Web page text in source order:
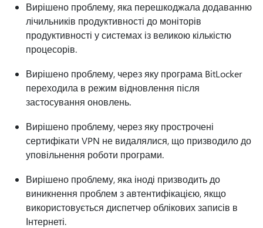
Вирішено проблему, яка перешкоджала додаванню
лічильників продуктивності до моніторів
продуктивності у системах із великою кількістю
процесорів.
Вирішено проблему, через яку програма BitLocker
переходила в режим відновлення після
застосування оновлень.
Вирішено проблему, через яку прострочені
сертифікати VPN не видалялися, що призводило до
уповільнення роботи програми.
Вирішено проблему, яка іноді призводить до
виникнення проблем з автентифікацією, якщо
використовується диспетчер облікових записів в
Інтернеті.